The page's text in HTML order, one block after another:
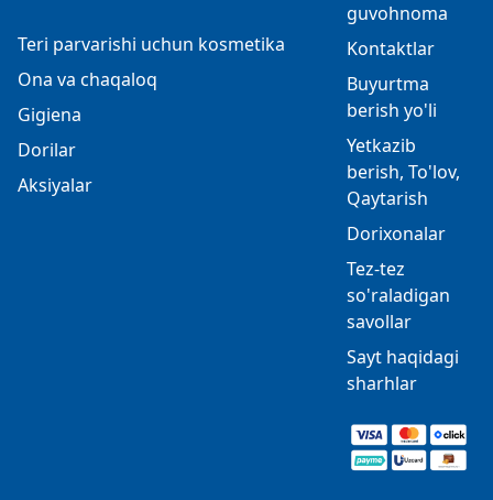
Teri parvarishi uchun kosmetika
Ona va chaqaloq
Gigiena
Dorilar
Aksiyalar
guvohnoma
Kontaktlar
Buyurtma
berish yo'li
Yetkazib
berish, To'lov,
Qaytarish
Dorixonalar
Tez-tez
so'raladigan
savollar
Sayt haqidagi
sharhlar